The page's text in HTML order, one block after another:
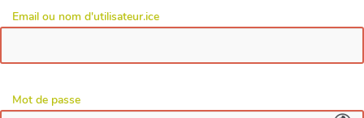
Email ou nom d'utilisateur.ice
Mot de passe